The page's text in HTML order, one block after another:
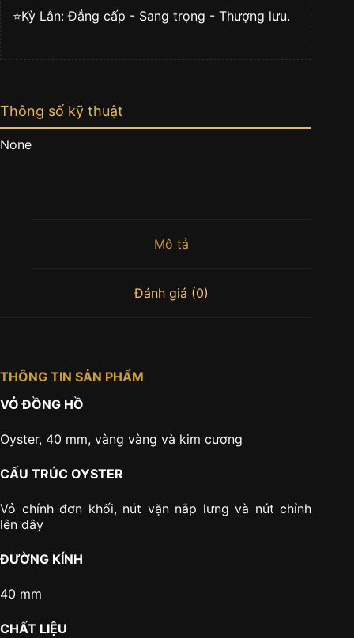
⭐️Kỳ Lân: Đẳng cấp - Sang trọng - Thượng lưu.
Thông số kỹ thuật
None
Mô tả
Đánh giá (0)
THÔNG TIN SẢN PHẨM
VỎ ĐỒNG HỒ
Oyster, 40 mm, vàng vàng và kim cương
CẤU TRÚC OYSTER
Vỏ chính đơn khối, nút vặn nắp lưng và nút chỉnh
lên dây
ĐƯỜNG KÍNH
40 mm
CHẤT LIỆU